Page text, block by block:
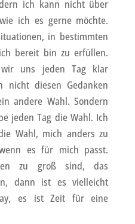
ich kann nicht über
ich es gerne möchte.
in bestimmten
bereit bin zu erfüllen.
uns jeden Tag klar
nicht diesen Gedanken
andere Wahl. Sondern
jeden Tag die Wahl. Ich
Wahl, mich anders zu
es für mich passt.
zu groß sind, das
dann ist es vielleicht
es ist Zeit für eine